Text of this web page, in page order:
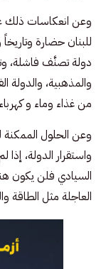
وعن انعكاسات ذلك
للبنان حضارة
والمذهبية، والدولة
من غذاء وماء و
وعن الحلول الممكنة
واستقرار الدولة، إذا
السيادي فلن يكون
العاجلة مثل الطاقة